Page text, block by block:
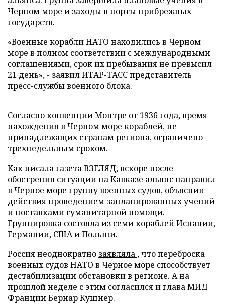
Черном море и заходы в порты прибрежных
государств.
«Военные корабли НАТО находились в Черном
море в полном соответствии с международными
соглашениями, срок их пребывания не превысил
21 день», - заявил ИТАР-ТАСС представитель
пресс-службы военного блока.
Согласно конвенции Монтре от 1936 года, время
нахождения в Черном море кораблей, не
принадлежащих странам региона, ограничено
трехнедельным сроком.
Как писала газета ВЗГЛЯД, вскоре после
обострения ситуации на Кавказе альянснаправил
в Черное море группу военных судов, объяснив
действия проведением запланированных учений
и поставками гуманитарной помощи.
Группировка состояла из семи кораблей Испании,
Германии, США и Польши.
Россия неоднократно заявляла , что переброска
военных судов НАТО в Черное море способствует
дестабилизации обстановки в регионе. А на
прошлой неделе с этим согласился и глава МИД
Франции Бернар Кушнер.